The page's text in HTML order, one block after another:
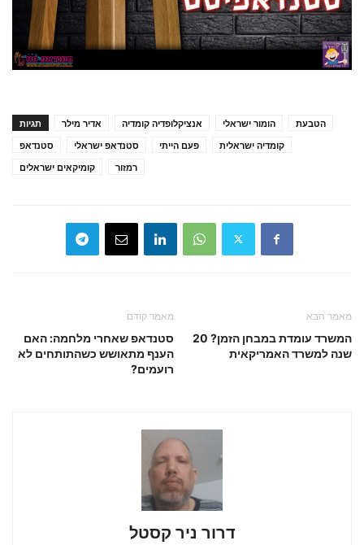
תגיות אדיר מילר אנציקלופדיה קומדיה הומור ישראלי
הטבעת
סטנדאפ
סטנדאפ ישראלי פעם הייתי
קומדיה ישראלית
קומיקאים ישראלים
רמזור
מאמר קודם
סטנדאפ שאחרי מלחמה: האם
הענף מתאושש כשהתותחים לא
רועמים?
מאמר הבא
המשרד עומדת במבחן הזמן? 20
שנה למשרד האמריקאית
דרור ניר קסטל